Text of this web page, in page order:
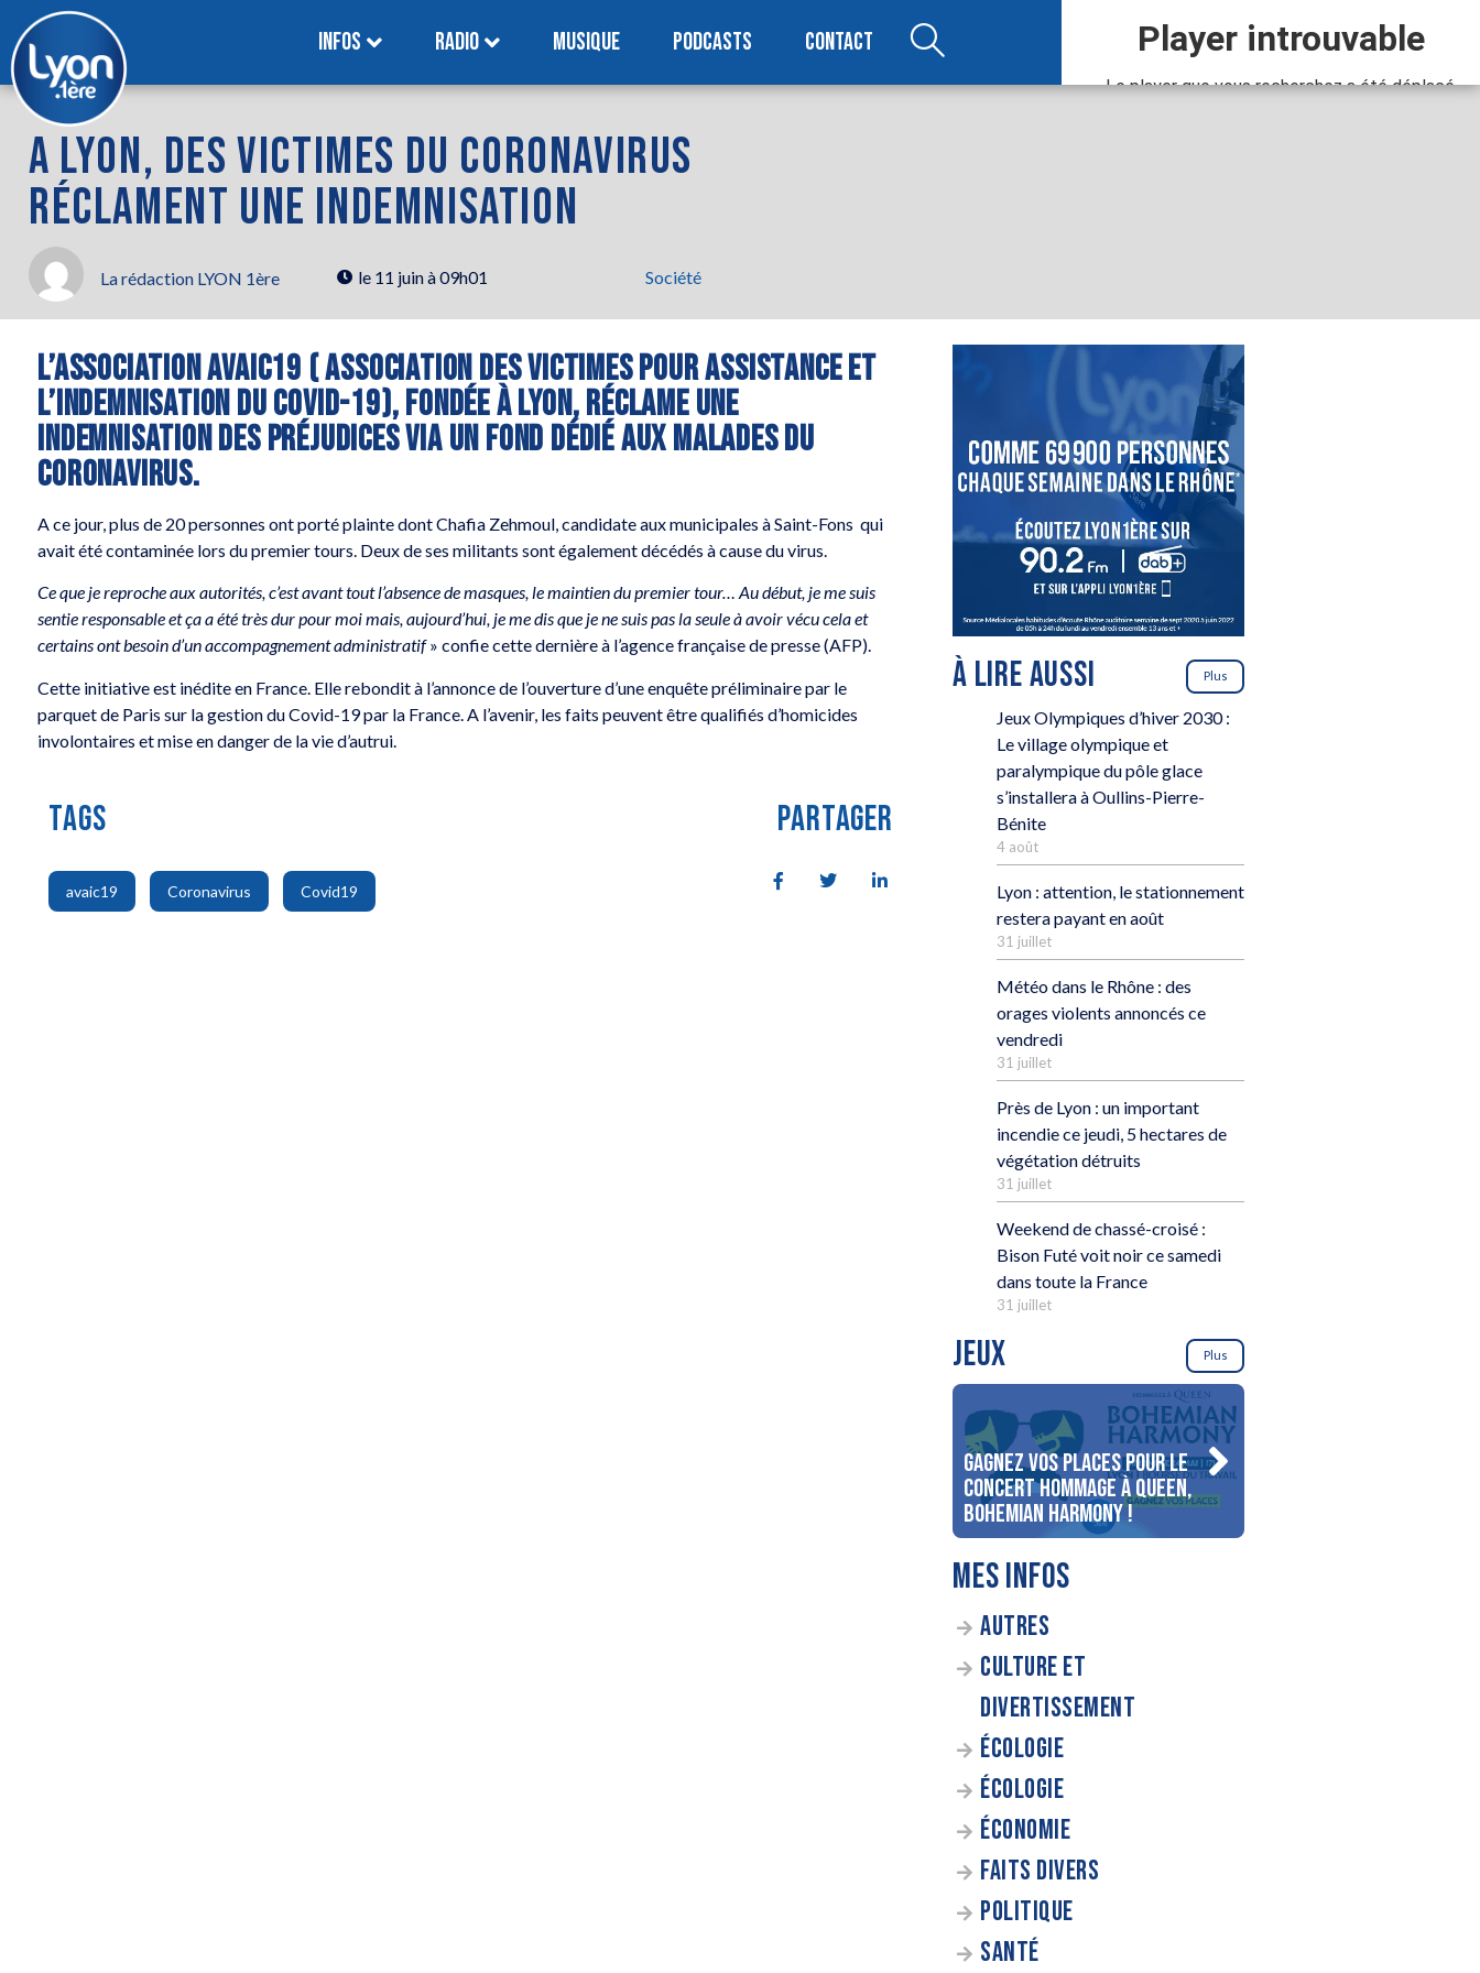
INFOS RADIO MUSIQUE PODCASTS CONTACT
A LYON, DES VICTIMES DU CORONAVIRUS
RÉCLAMENT UNE INDEMNISATION
La rédaction LYON 1ère le 11 juin à 09h01 Société
L’ASSOCIATION AVAIC19 ( ASSOCIATION DES VICTIMES POUR ASSISTANCE ET
L’INDEMNISATION DU COVID-19), FONDÉE À LYON, RÉCLAME UNE
INDEMNISATION DES PRÉJUDICES VIA UN FOND DÉDIÉ AUX MALADES DU
CORONAVIRUS.
A ce jour, plus de 20 personnes ont porté plainte dont Chafia Zehmoul, candidate aux municipales à Saint-Fons qui
avait été contaminée lors du premier tours. Deux de ses militants sont également décédés à cause du virus.
Ce que je reproche aux autorités, c’est avant tout l’absence de masques, le maintien du premier tour… Au début, je me suis
sentie responsable et ça a été très dur pour moi mais, aujourd’hui, je me dis que je ne suis pas la seule à avoir vécu cela et
certains ont besoin d’un accompagnement administratif» confie cette dernière à l’agence française de presse (AFP).
Cette initiative est inédite en France. Elle rebondit à l’annonce de l’ouverture d’une enquête préliminaire par le
parquet de Paris sur la gestion du Covid-19 par la France. A l’avenir, les faits peuvent être qualifiés d’homicides
involontaires et mise en danger de la vie d’autrui.
TAGS
avaic19
,
Coronavirus
,
Covid19
PARTAGER
À LIRE AUSSI Plus
Jeux Olympiques d’hiver 2030 :
Le village olympique et
paralympique du pôle glace
s’installera à Oullins-Pierre-
Bénite
4 août
Lyon : attention, le stationnement
restera payant en août
31 juillet
Météo dans le Rhône : des
orages violents annoncés ce
vendredi
31 juillet
Près de Lyon : un important
incendie ce jeudi, 5 hectares de
végétation détruits
31 juillet
Weekend de chassé-croisé :
Bison Futé voit noir ce samedi
dans toute la France
31 juillet
JEUX Plus
Gagnez vos places pour le
concert Hommage à Queen,
Bohemian Harmony !
MES INFOS
AUTRES
CULTURE ET
DIVERTISSEMENT
ÉCOLOGIE
ÉCOLOGIE
ÉCONOMIE
FAITS DIVERS
POLITIQUE
SANTÉ